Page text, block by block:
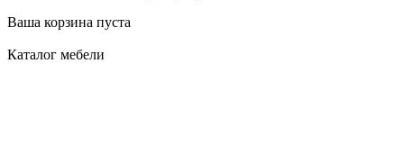
Ваша корзина пуста
Каталог мебели